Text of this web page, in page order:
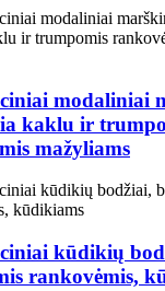
modaliniai
kaklu ir
mažyliams
kūdikių
rankovėmis,